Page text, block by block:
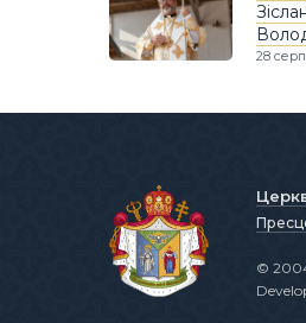
28
©